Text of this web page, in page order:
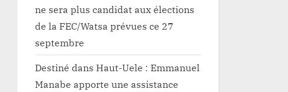
ne sera plus candidat aux élections
de la FEC/Watsa prévues ce 27
septembre
Destiné dans Haut-Uele : Emmanuel
Manabe apporte une assistance